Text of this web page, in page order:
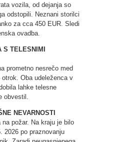
vozila, od dejanja so
odstopili. Neznani storilci
za cca 450 EUR. Sledi
ovadba.
S TELESNIMI
prometno nesrečo med
Oba udeleženca v
lahke telesne
obvestil.
NEVARNOSTI
požar. Na kraju je bilo
2026 po praznovanju